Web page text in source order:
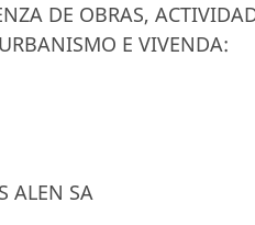
DE OBRAS,
E VIVENDA:
ALEN SA